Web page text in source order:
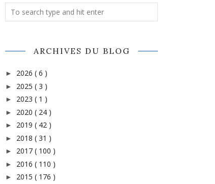
ARCHIVES DU BLOG
► 2026 ( 6 )
► 2025 ( 3 )
► 2023 ( 1 )
► 2020 ( 24 )
► 2019 ( 42 )
► 2018 ( 31 )
► 2017 ( 100 )
► 2016 ( 110 )
► 2015 ( 176 )